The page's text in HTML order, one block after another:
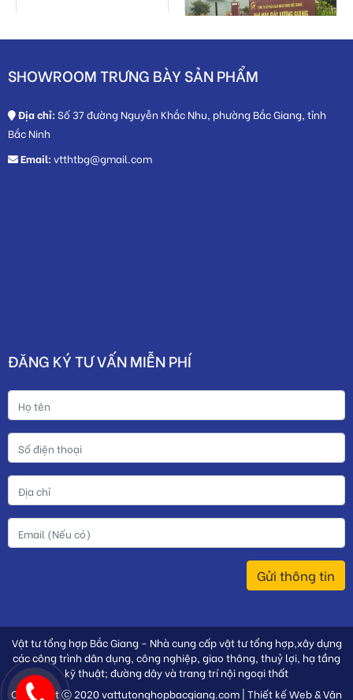
SHOWROOM TRƯNG BÀY SẢN PHẨM
Địa chỉ: Số 37 đường Nguyễn Khắc Nhu, phường Bắc Giang, tỉnh
Bắc Ninh
Email: vtthtbg@gmail.com
ĐĂNG KÝ TƯ VẤN MIỄN PHÍ
Gửi thông tin
Vật tư tổng hợp Bắc Giang - Nhà cung cấp vật tư tổng hợp,xây dựng
các công trình dân dụng, công nghiệp, giao thông, thuỷ lợi, hạ tầng
kỹ thuật; đường dây và trang trí nội ngoại thất
Copyright ⓒ 2020 vattutonghopbacgiang.com | Thiết kế Web & Vận